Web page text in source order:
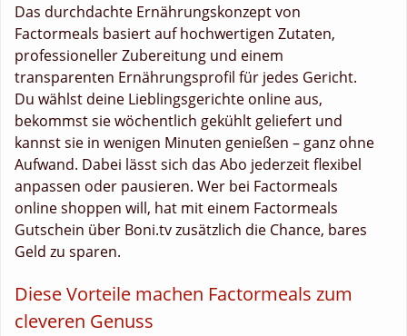
Das durchdachte Ernährungskonzept von
Factormeals basiert auf hochwertigen Zutaten,
professioneller Zubereitung und einem
transparenten Ernährungsprofil für jedes Gericht.
Du wählst deine Lieblingsgerichte online aus,
bekommst sie wöchentlich gekühlt geliefert und
kannst sie in wenigen Minuten genießen – ganz ohne
Aufwand. Dabei lässt sich das Abo jederzeit flexibel
anpassen oder pausieren. Wer bei Factormeals
online shoppen will, hat mit einem Factormeals
Gutschein über Boni.tv zusätzlich die Chance, bares
Geld zu sparen.
Diese Vorteile machen Factormeals zum
cleveren Genuss